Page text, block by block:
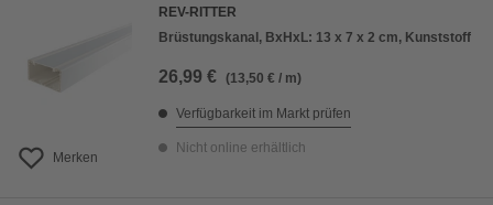
Merken
REV-RITTER
Brüstungskanal, BxHxL: 13 x 7 x 2 cm, Kunststoff
26,99 € (13,50 € / m)
Verfügbarkeit im Markt prüfen
Nicht online erhältlich